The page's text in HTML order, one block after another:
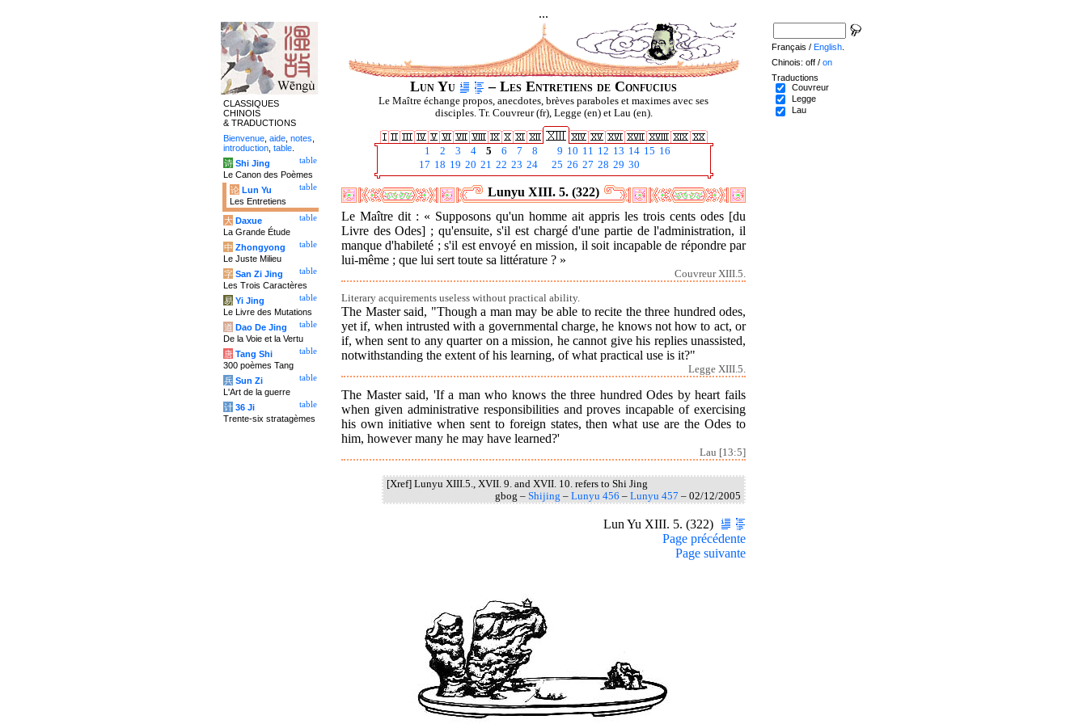
...
Lun Yu – Les Entretiens de Confucius
Le Maître échange propos, anecdotes, brèves paraboles et maximes avec ses
disciples. Tr. Couvreur (fr), Legge (en) et Lau (en).
1 2 3 4 5 6 7 8 9 10 11 12 13 14 15 16
17 18 19 20 21 22 23 24 25 26 27 28 29 30
Lunyu XIII. 5. (322)
Le Maître dit : « Supposons qu'un homme ait appris les trois cents odes [du
Livre des Odes] ; qu'ensuite, s'il est chargé d'une partie de l'administration, il
manque d'habileté ; s'il est envoyé en mission, il soit incapable de répondre par
lui-même ; que lui sert toute sa littérature ? »
Couvreur XIII.5.
Literary acquirements useless without practical ability.
The Master said, "Though a man may be able to recite the three hundred odes,
yet if, when intrusted with a governmental charge, he knows not how to act, or
if, when sent to any quarter on a mission, he cannot give his replies unassisted,
notwithstanding the extent of his learning, of what practical use is it?"
Legge XIII.5.
The Master said, 'If a man who knows the three hundred Odes by heart fails
when given administrative responsibilities and proves incapable of exercising
his own initiative when sent to foreign states, then what use are the Odes to
him, however many he may have learned?'
Lau [13:5]
[Xref] Lunyu XIII.5., XVII. 9. and XVII. 10. refers to Shi Jing
gbog – Shijing – Lunyu 456 – Lunyu 457 – 02/12/2005
Lun Yu XIII. 5. (322)
Page précédente
Page suivante
CLASSIQUES
CHINOIS
& TRADUCTIONS
Bienvenue aide notes
introduction table
table
诗 Shi Jing
Le Canon des Poèmes
table
论 Lun Yu
Les Entretiens
table
大 Daxue
La Grande Étude
table
中 Zhongyong
Le Juste Milieu
table
字 San Zi Jing
Les Trois Caractères
table
易 Yi Jing
Le Livre des Mutations
table
道 Dao De Jing
De la Voie et la Vertu
table
唐 Tang Shi
300 poèmes Tang
table
兵 Sun Zi
L'Art de la guerre
table
计 36 Ji
Trente-six stratagèmes
Français / English
Chinois: off / on
Traductions
Couvreur
Legge
Lau